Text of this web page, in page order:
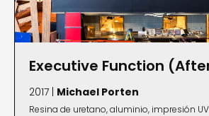
Executive Function
2017 | Michael Porten
Resina de uretano, aluminio, impresión